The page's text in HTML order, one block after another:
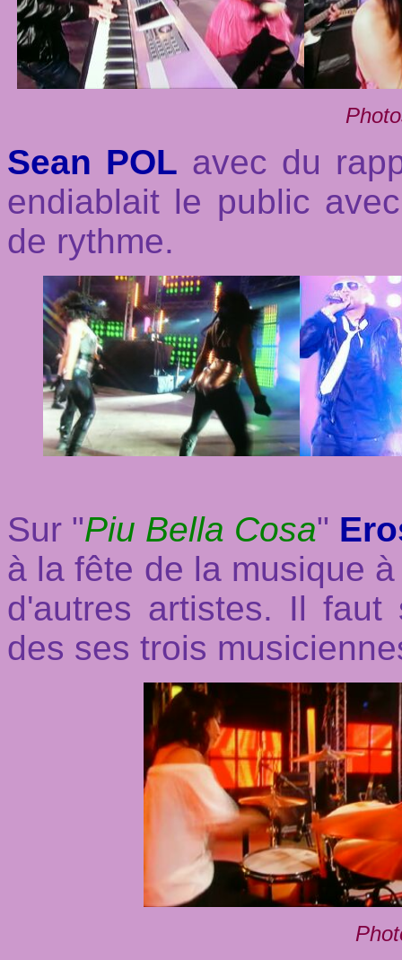
Sean POL avec du
endiablait le public
de rythme.
Sur "Piu Bella Cosa"
à la fête de la musique
d'autres artistes. Il
des ses trois